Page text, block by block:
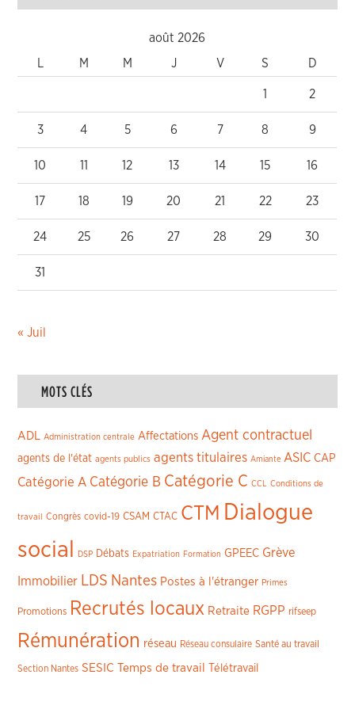
août 2026
M M J V S D
1 2
3 4 5 6 7 8 9
10 11 12 13 14 15 16
17 18 19 20 21 22 23
24 25 26 27 28 29 30
31
« Juil
MOTS CLÉS
ADL Administration centrale Affectations Agent contractuel
agents de l'état agents publics agents titulaires Amiante ASIC CAP
Catégorie A Catégorie B Catégorie C CCL Conditions de
travail Congrès covid-19 CSAM CTAC CTM Dialogue
social
DSP Débats Expatriation Formation GPEEC Grève
Immobilier LDS Nantes Postes à l'étranger Primes
Promotions Recrutés locaux Retraite RGPP rifseep
Rémunération réseau Réseau consulaire Santé au travail
Section Nantes SESIC Temps de travail Télétravail